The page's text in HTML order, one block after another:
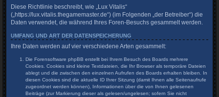
Diese Richtlinie beschreibt, wie „Lux Vitalis“
(„https://lux.vitalis.thegamemaster.de“) (im Folgenden „der Betreiber“) die
Daten verwendet, die während Ihres Foren-Besuchs gesammelt werden.
UMFANG UND ART DER DATENSPEICHERUNG
Ihre Daten werden auf vier verschiedene Arten gesammelt:
Die Forensoftware phpBB erstellt bei Ihrem Besuch des Boards mehrere
Cookies. Cookies sind kleine Textdateien, die Ihr Browser als temporäre Dateien
ablegt und die zwischen den einzelnen Aufrufen des Boards erhalten bleiben. In
diesen Cookies sind die aktuelle ID Ihrer Sitzung (damit Ihnen alle Seitenaufrufe
zugeordnet werden können), Informationen über die von Ihnen gelesenen
Beiträge (zur Markierung dieser als gelesen/ungelesen; sofern Sie nicht